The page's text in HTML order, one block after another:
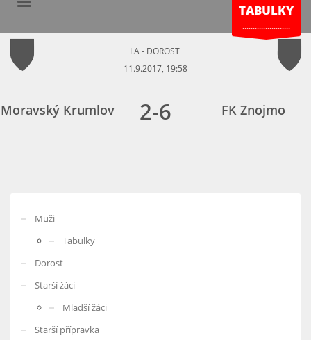
TABULKY
.......................
I.A - DOROST
11.9.2017, 19:58
Moravský Krumlov 2-6 FK Znojmo
Muži
Tabulky
Dorost
Starší žáci
Mladší žáci
Starší přípravka